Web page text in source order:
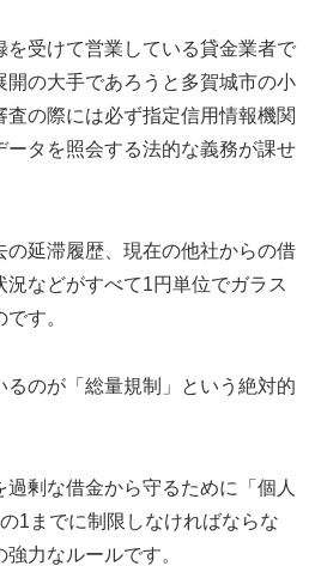
を受けて営業している貸金業者で
開の大手であろうと多賀城市の小
査の際には必ず指定信用情報機関
ータを照会する法的な義務が課せ
の延滞履歴、現在の他社からの借
況などがすべて1円単位でガラス
す。
のが「総量規制」という絶対的
剰な借金から守るために「個人
1までに制限しなければならな
力なルールです。